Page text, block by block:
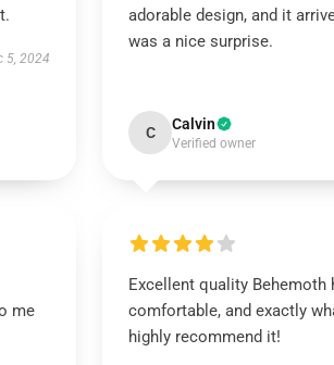
5, 2024
adorable design, and it
was a nice surprise.
C Calvin
Verified owner
me
Excellent quality Behemoth
comfortable, and exactly
highly recommend it!